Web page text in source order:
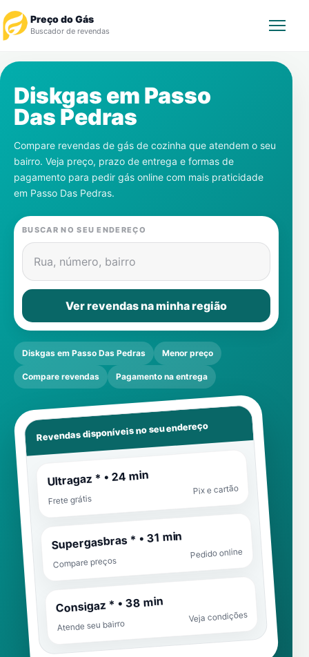
Preço do Gás
Buscador de revendas
Revendedor
Notícias
Cadastre-se
Gás
Contatos
Diskgas em Passo
Das Pedras
Compare revendas de gás de cozinha que atendem o seu
bairro. Veja preço, prazo de entrega e formas de
pagamento para pedir gás online com mais praticidade
em Passo Das Pedras.
BUSCAR NO SEU ENDEREÇO
Rua, número, bairro
Ver revendas na minha região
Diskgas em Passo Das Pedras Menor preço
Compare revendas Pagamento na entrega
Revendas disponíveis no seu endereço
Ultragaz * • 24 min
Frete grátis
Pix e cartão
Supergasbras * • 31 min
Compare preços
Pedido online
Consigaz * • 38 min
Atende seu bairro
Veja condições